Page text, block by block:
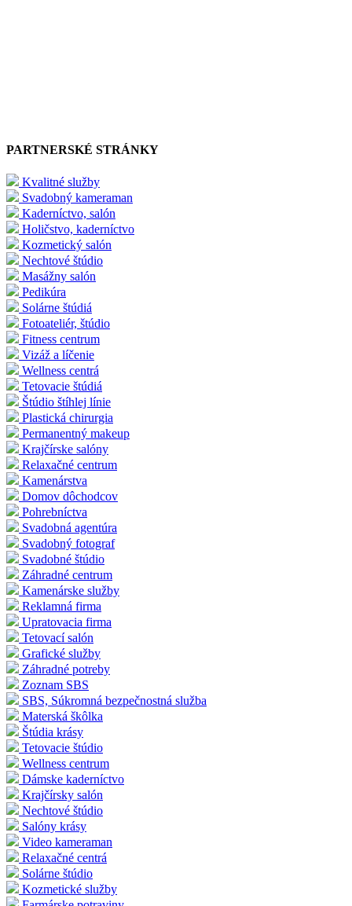
PARTNERSKÉ STRÁNKY
Kvalitné služby
Svadobný kameraman
Kaderníctvo, salón
Holičstvo, kaderníctvo
Kozmetický salón
Nechtové štúdio
Masážny salón
Pedikúra
Solárne štúdiá
Fotoateliér, štúdio
Fitness centrum
Vizáž a líčenie
Wellness centrá
Tetovacie štúdiá
Štúdio štíhlej línie
Plastická chirurgia
Permanentný makeup
Krajčírske salóny
Relaxačné centrum
Kamenárstva
Domov dôchodcov
Pohrebníctva
Svadobná agentúra
Svadobný fotograf
Svadobné štúdio
Záhradné centrum
Kamenárske služby
Reklamná firma
Upratovacia firma
Tetovací salón
Grafické služby
Záhradné potreby
Zoznam SBS
SBS, Súkromná bezpečnostná služba
Materská škôlka
Štúdia krásy
Tetovacie štúdio
Wellness centrum
Dámske kaderníctvo
Krajčírsky salón
Nechtové štúdio
Salóny krásy
Video kameraman
Relaxačné centrá
Solárne štúdio
Kozmetické služby